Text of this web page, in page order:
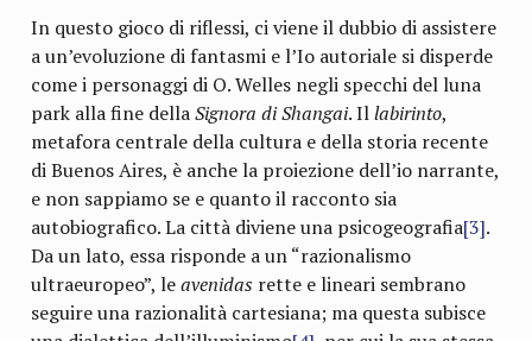
In questo gioco di riflessi, ci viene il dubbio di assistere
a un’evoluzione di fantasmi e l’Io autoriale si disperde
come i personaggi di O. Welles negli specchi del luna
park alla fine dellaSignora di Shangai. Illabirinto,
metafora centrale della cultura e della storia recente
di Buenos Aires, è anche la proiezione dell’io narrante,
e non sappiamo se e quanto il racconto sia
autobiografico. La città diviene una psicogeografia[3].
Da un lato, essa risponde a un “razionalismo
ultraeuropeo”, leavenidas rette e lineari sembrano
seguire una razionalità cartesiana; ma questa subisce